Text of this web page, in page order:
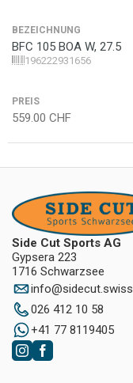
BEZEICHNUNG
BFC 105 BOA W, 27.5
196222931656
PREIS
559.00 CHF
Side Cut Sports AG
Gypsera 223
1716 Schwarzsee
info@sidecut.swiss
026 412 10 58
+41 77 8119405